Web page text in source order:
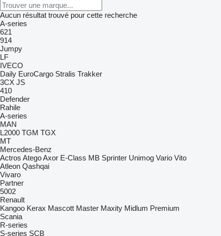
Aucun résultat trouvé pour cette recherche
A-series
621
914
Jumpy
LF
IVECO
Daily EuroCargo Stralis Trakker
3CX JS
410
Defender
Rahile
A-series
MAN
L2000 TGM TGX
MT
Mercedes-Benz
Actros AtegoAxor E-Class MB Sprinter Unimog Vario Vito
Atleon Qashqai
Vivaro
Partner
5002
Renault
Kangoo Kerax Mascott Master Maxity Midlum Premium
Scania
R-series
S-series SCB